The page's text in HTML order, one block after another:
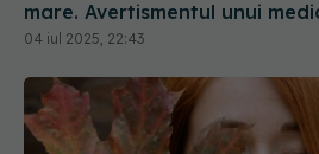
mare. Avertismentul unui
04 iul 2025, 22:43